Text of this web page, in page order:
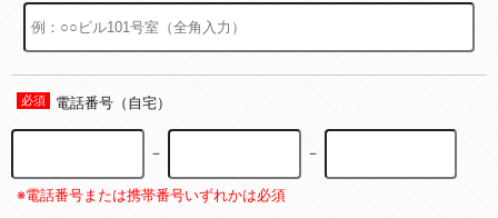
電話番号（自宅）
－ －
※電話番号または携帯番号いずれかは必須